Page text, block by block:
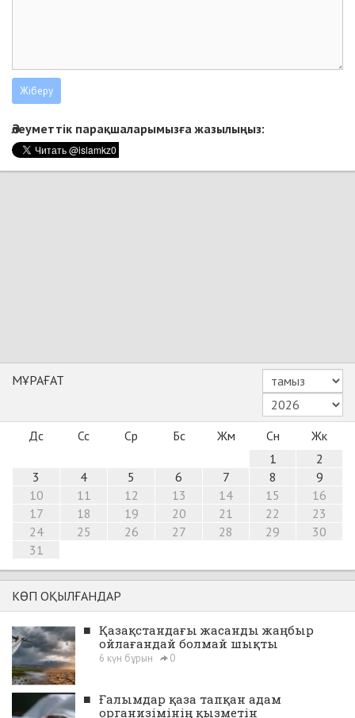
Әлеуметтік парақшаларымызға жазылыңыз:
МҰРАҒАТ
Дс Сс Ср Бс Жм Сн
Жк
1
2
3
4 5 6 7 8
9
10
11 12 13 14 15
16
17
18 19 20 21 22
23
24
25 26 27 28 29
30
31
КӨП ОҚЫЛҒАНДАР
■ Қазақстандағы жасанды жаңбыр
ойлағандай болмай шықты
6 күн бұрын 0
■ Ғалымдар қаза тапқан адам
организімінің қызметін